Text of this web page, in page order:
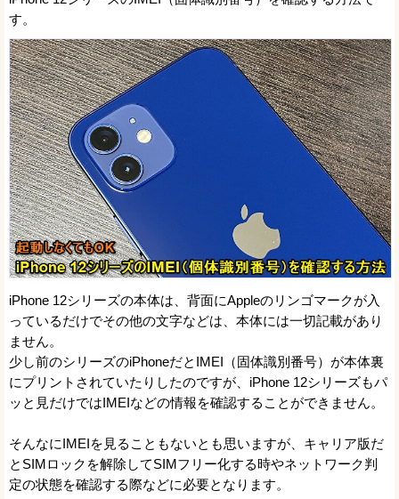
す。
iPhone 12シリーズの本体は、背面にAppleのリンゴマークが入
っているだけでその他の文字などは、本体には一切記載があり
ません。
少し前のシリーズのiPhoneだとIMEI（固体識別番号）が本体裏
にプリントされていたりしたのですが、iPhone 12シリーズもパ
ッと見だけではIMEIなどの情報を確認することができません。
そんなにIMEIを見ることもないとも思いますが、キャリア版だ
とSIMロックを解除してSIMフリー化する時やネットワーク判
定の状態を確認する際などに必要となります。